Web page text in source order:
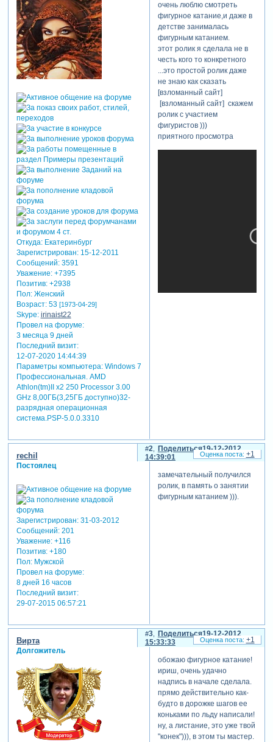
Откуда:Екатеринбург
Зарегистрирован: 15-12-2011
Сообщений:3591
Уважение: +7395
Позитив: +2938
Пол:Женский
Возраст:53 [1973-04-29]
Skype: irinaist22
Провел на форуме:
3 месяца 9 дней
Последний визит:
12-07-2020 14:44:39
Параметры компьютера:Windows 7
Профессиональная. AMD
Athlon(tm)II x2 250 Processor 3.00
GHz 8,00ГБ(3,25ГБ доступно)32-
разрядная операционная
система.PSP-5.0.0.3310
очень люблю смотреть
фигурное катание,и даже в
детстве занималась
фигурным катанием.
этот ролик я сделала не в
честь кого то конкретного
...это простой ролик даже
не знаю как сказать
[взломанный сайт]
[взломанный сайт] скажем
ролик с участием
фигуристов )))
приятного просмотра
Поделиться
2
19-12-2012
14:39:01
rechil
Постоялец
Зарегистрирован: 31-03-2012
Сообщений:201
Уважение: +116
Позитив: +180
Пол:Мужской
Провел на форуме:
8 дней 16 часов
Последний визит:
29-07-2015 06:57:21
замечательный получился
ролик, в память о занятии
фигурным катанием ))).
+1
Поделиться
3
19-12-2012
15:33:33
Вирта
Долгожитель
обожаю фигурное катание!
ириш, очень удачно
надпись в начале сделала.
прямо действительно как-
будто в дорожке шагов ее
коньками по льду написали!
ну, а листание, это уже твой
"конек"))), в этом ты мастер.
+1